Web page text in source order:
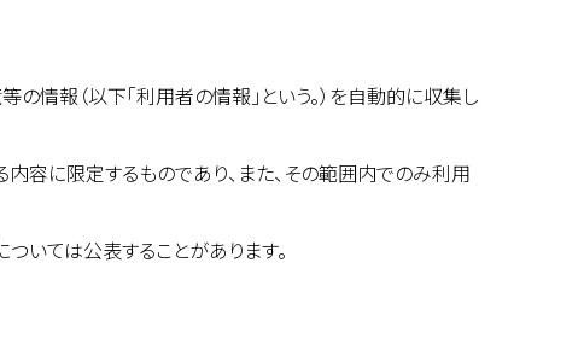
の情報（以下「利用者の情報」という。）を自動的に収集し
容に限定するものであり、また、その範囲内でのみ利用
いては公表することがあります。